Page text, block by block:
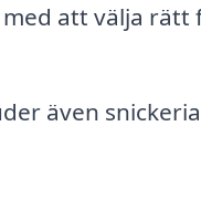
med att välja rätt
även